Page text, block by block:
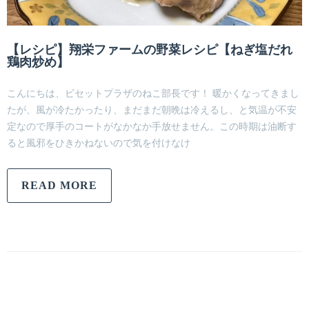
【レシピ】翔栄ファームの野菜レシピ【ねぎ塩だれ
鶏肉炒め】
こんにちは、ビセットプラザのねこ部長です！ 暖かくなってきまし
たが、風が冷たかったり、まだまだ朝晩は冷えるし、と気温が不安
定なので厚手のコートがなかなか手放せません。この時期は油断す
ると風邪をひきかねないので気を付けなけ
READ MORE